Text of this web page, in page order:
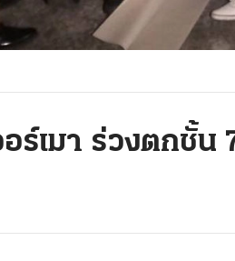
ร์เมา ร่วงตกชั้น